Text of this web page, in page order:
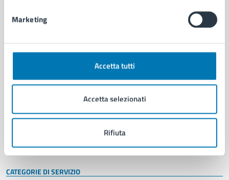
Marketing
Accetta tutti
Accetta selezionati
Rifiuta
AMMINISTRAZIONE
Organi di governo
Enti e fondazioni
Personale amministrativo
Intranet, posta aziendale e protocollo
CATEGORIE DI SERVIZIO